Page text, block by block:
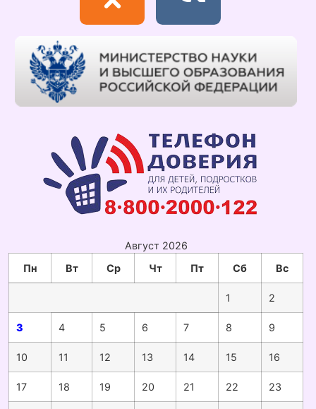
Август 2026
Пн
Вт Ср Чт Пт Сб Вс
1 2
3 4 5 6 7 8 9
10 11 12 13 14 15 16
17 18 19 20 21 22 23